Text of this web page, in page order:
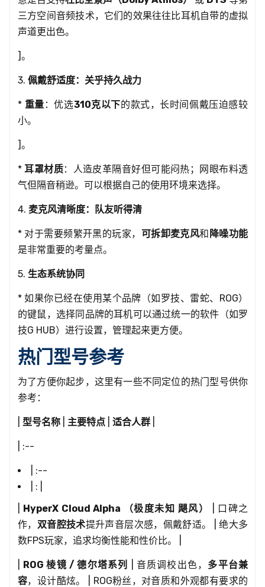
三方空间音频技术，它们的效果往往比耳机自带的虚拟
声道更出色。
]。
3. 佩戴舒适度：关乎持久战力
* 重量 ：优选310克以下的款式，长时间佩戴压迫感较
小。
]。
*耳罩材质：人造皮革隔音好但可能闷热；网眼布料透
气但隔音稍逊。可以根据自己的使用环境来选择。
4. 麦克风清晰度：队友听得清
* 对于需要频繁开黑的玩家， 可拆卸麦克风和 降噪功能
是非常重要的考量点。
5. 生态系统协同
* 如果你已经在使用某个品牌（如罗技、雷蛇、ROG）
的键鼠，选择同品牌的耳机可以通过统一的软件（如罗
技G HUB）进行设置，管理起来更方便。
热门型号参考
为了方便你起步，这里有一些不同定位的热门型号供你
参考：
型号名称 主要特点 适合人群
| :--
| :--
| : |
HyperX Cloud Alpha （极度未知 飓风）
| 口碑之
作， 双音腔技术提升声音层次感，佩戴舒适。 | 绝大多
数FPS玩家，追求均衡性能和性价比。 |
ROG 棱镜 / 德尔塔系列 | 音质调校出色， 多平台兼
容，设计酷炫。 | ROG粉丝，对音质和外观都有要求的